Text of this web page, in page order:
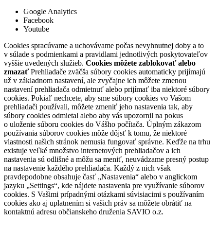
Google Analytics
Facebook
Youtube
Cookies spracúvame a uchovávame počas nevyhnutnej doby a to
v súlade s podmienkami a pravidlami jednotlivých poskytovateľov
vyššie uvedených služieb. Cookies môžete zablokovať alebo
zmazaťPrehliadače zväčša súbory cookies automaticky prijímajú
už v základnom nastavení, ale zvyčajne ich môžete zmenou
nastavení prehliadača odmietnuť alebo prijímať iba niektoré súbory
cookies. Pokiaľ nechcete, aby sme súbory cookies vo Vašom
prehliadači používali, môžete zmeniť jeho nastavenia tak, aby
súbory cookies odmietal alebo aby vás upozornil na pokus
o uloženie súboru cookies do Vášho počítača. Úplným zákazom
používania súborov cookies môže dôjsť k tomu, že niektoré
vlastnosti našich stránok nemusia fungovať správne. Keďže na trhu
existuje veľké množstvo internetových prehliadačov a ich
nastavenia sú odlišné a môžu sa meniť, neuvádzame presný postup
na nastavenie každého prehliadača. Každý z nich však
pravdepodobne obsahuje časť „Nastavenia“ alebo v anglickom
jazyku „Settings“, kde nájdete nastavenia pre využívanie súborov
cookies. S Vašimi prípadnými otázkami súvisiacimi s používaním
cookies ako aj uplatnením si vašich práv sa môžete obrátiť na
kontaktnú adresu občianskeho druženia SAVIO o.z.